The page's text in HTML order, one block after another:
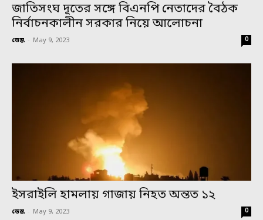
জাতিসংঘ দূতের সঙ্গে বিএনপি নেতাদের বৈঠক
নির্বাচনকালীন সরকার নিয়ে আলোচনা
ডেস্ক - May 9, 2023 0
ইসরাইলি হামলায় গাজায় নিহত অন্তত ১২
ডেস্ক - May 9, 2023 0